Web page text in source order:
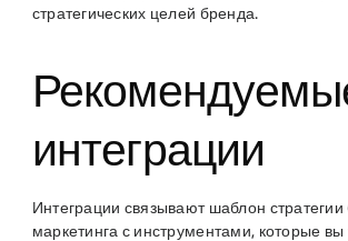
стратегических целей бренда.
интеграции
Интеграции связывают шаблон стратегии
маркетинга с инструментами, которые вы